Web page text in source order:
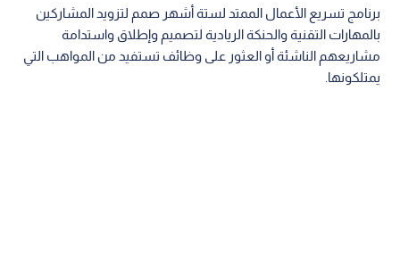
برنامج تسريع الأعمال الممتد لستة أشهر صمم لتزويد المشاركين
بالمهارات التقنية والحنكة الريادية لتصميم وإطلاق واستدامة
مشاريعهم الناشئة أو العثور على وظائف تستفيد من المواهب التي
يمتلكونها.